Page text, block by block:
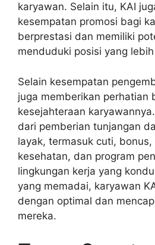
karyawan. Selain itu, KAI
kesempatan promosi bagi
berprestasi dan memiliki
menduduki posisi yang
Selain kesempatan
juga memberikan perhatian
kesejahteraan
dari pemberian tunjangan
layak, termasuk cuti, bonus,
kesehatan, dan program
lingkungan kerja yang
yang memadai, karyawan
dengan optimal dan
mereka.